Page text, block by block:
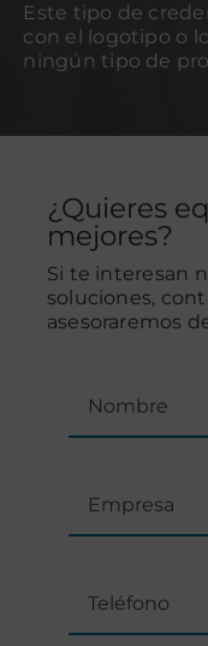
Este tipo de
con el logotipo o
ningún tipo de
¿Quieres
mejores?
Si te interesan
soluciones,
asesoraremos